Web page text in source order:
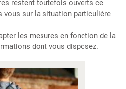
restent toutefois ouverts ce
vous sur la situation particulière
les mesures en fonction de la
dont vous disposez.